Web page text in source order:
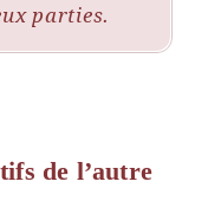
parties.
de l’autre